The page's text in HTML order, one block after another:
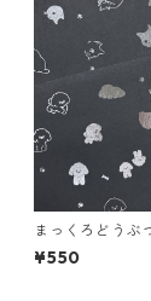
まっくろどうぶ
ーパー＜全2種＞
¥550